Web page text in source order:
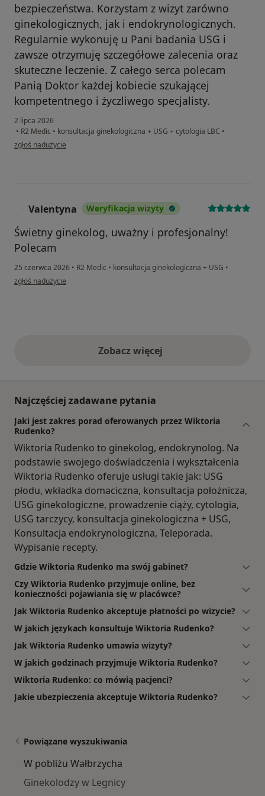
bezpieczeństwa. Korzystam z wizyt zarówno
ginekologicznych, jak i endokrynologicznych.
Regularnie wykonuję u Pani badania USG i
zawsze otrzymuję szczegółowe zalecenia oraz
skuteczne leczenie. Z całego serca polecam
Panią Doktor każdej kobiecie szukającej
kompetentnego i życzliwego specjalisty.
2 lipca 2026
• R2 Medic • konsultacja ginekologiczna + USG + cytologia LBC •
w opinii użytkownika T.Z.
zgłoś nadużycie
Valentyna Weryfikacja wizyty
Świetny ginekolog, uważny i profesjonalny!
Polecam
25 czerwca 2026 • R2 Medic • konsultacja ginekologiczna + USG •
w opinii użytkownika Valentyna
zgłoś nadużycie
Zobacz więcejopinie powyżej
Najczęściej zadawane pytania
Jaki jest zakres porad oferowanych przez Wiktoria
Rudenko?
Wiktoria Rudenko to ginekolog, endokrynolog. Na
podstawie swojego doświadczenia i wykształcenia
Wiktoria Rudenko oferuje usługi takie jak: USG
płodu, wkładka domaciczna, konsultacja położnicza,
USG ginekologiczne, prowadzenie ciąży, cytologia,
USG tarczycy, konsultacja ginekologiczna + USG,
Konsultacja endokrynologiczna, Teleporada.
Wypisanie recepty.
Gdzie Wiktoria Rudenko ma swój gabinet?
Czy Wiktoria Rudenko przyjmuje online, bez
konieczności pojawiania się w placówce?
Jak Wiktoria Rudenko akceptuje płatności po wizycie?
W jakich językach konsultuje Wiktoria Rudenko?
Jak Wiktoria Rudenko umawia wizyty?
W jakich godzinach przyjmuje Wiktoria Rudenko?
Wiktoria Rudenko: co mówią pacjenci?
Jakie ubezpieczenia akceptuje Wiktoria Rudenko?
Powiązane wyszukiwania
W pobliżu Wałbrzycha
Ginekolodzy w Legnicy